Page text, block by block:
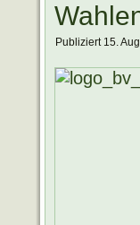
Publiziert 15.